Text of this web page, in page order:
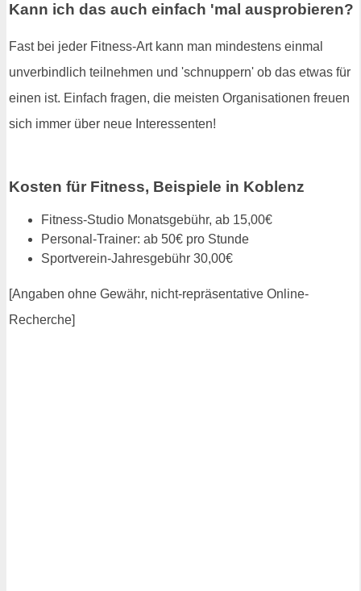
Kann ich das auch einfach 'mal ausprobieren?
Fast bei jeder Fitness-Art kann man mindestens einmal
unverbindlich teilnehmen und 'schnuppern' ob das etwas für
einen ist. Einfach fragen, die meisten Organisationen freuen
sich immer über neue Interessenten!
Kosten für Fitness, Beispiele in Koblenz
Fitness-Studio Monatsgebühr, ab 15,00€
Personal-Trainer: ab 50€ pro Stunde
Sportverein-Jahresgebühr 30,00€
[Angaben ohne Gewähr, nicht-repräsentative Online-
Recherche]